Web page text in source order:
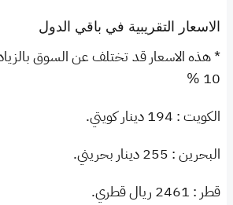
الاسعار التقريبية في باقي الدول
* هذه الاسعار قد تختلف عن السوق
10 %
الكويت : 194 دينار كويتي.
البحرين : 255 دينار بحريني.
قطر : 2461 ريال قطري.